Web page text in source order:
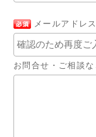
メールアドレ
お問合せ・ご相談